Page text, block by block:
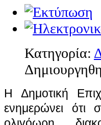
Κατηγορία:
Η Δημοτική
ενημερώνει ότι